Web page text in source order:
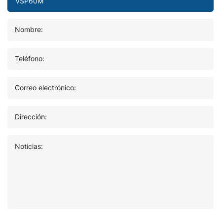
Nombre:
Teléfono:
Correo electrónico:
Dirección:
Noticias: